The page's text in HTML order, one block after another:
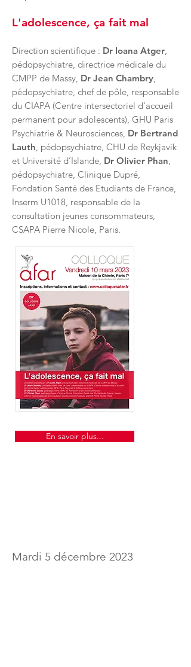
L'adolescence, ça fait mal
Direction scientifique : Dr Ioana Atger,
pédopsychiatre, directrice médicale du
CMPP de Massy, Dr Jean Chambry,
pédopsychiatre, chef de pôle, responsable
du CIAPA (Centre intersectoriel d'accueil
permanent pour adolescents), GHU Paris
Psychiatrie & Neurosciences, Dr Bertrand
Lauth, pédopsychiatre, CHU de Reykjavik
et Université d’Islande, Dr Olivier Phan,
pédopsychiatre, Clinique Dupré,
Fondation Santé des Etudiants de France,
Inserm U1018, responsable de la
consultation jeunes consommateurs,
CSAPA Pierre Nicole, Paris.
En savoir plus...
Mardi 5 décembre 2023